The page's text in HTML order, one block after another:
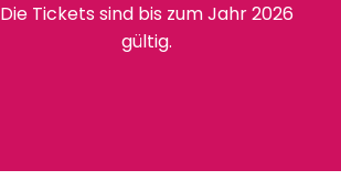
Die Tickets sind bis zum Jahr 2026
gültig.